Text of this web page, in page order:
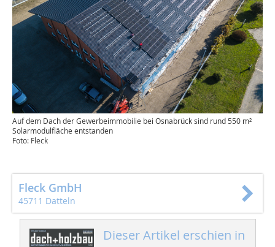
Auf dem Dach der Gewerbeimmobilie bei Osnabrück sind rund 550 m²
Solarmodulfläche entstanden
Foto: Fleck
Fleck GmbH
45711 Datteln
Dieser Artikel erschien in